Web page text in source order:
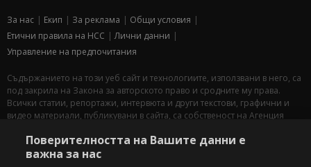
За нас Екип За рекламa
Общи условия
Етични правила на НСС
Лични данни
Управление на предпочитания
Съдържанието на този уеб сайт и технологиите, използвани в него, са
под закрила на Закона за авторското право и сродните му права.
Всички статии, репортажи, интервюта и други текстови, графични и
видео материали, публикувани в сайта, са собственост на Агенция
публикуване на текстови материали само след писмено съгласие на
Агенция Спортал, посочване на източника и добавяне на линк към
Поверителността на Вашите данни е
важна за нас